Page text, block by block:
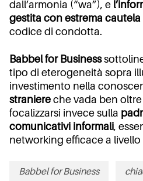
dall’armonia (“wa”), e
gestita con estrema cautela
codice di condotta.
Babbel for Business
tipo di eterogeneità sopra
investimento nella
straniere che vada ben
focalizzarsi invece sulla
comunicativi informali,
networking efficace a
Babbel for Business